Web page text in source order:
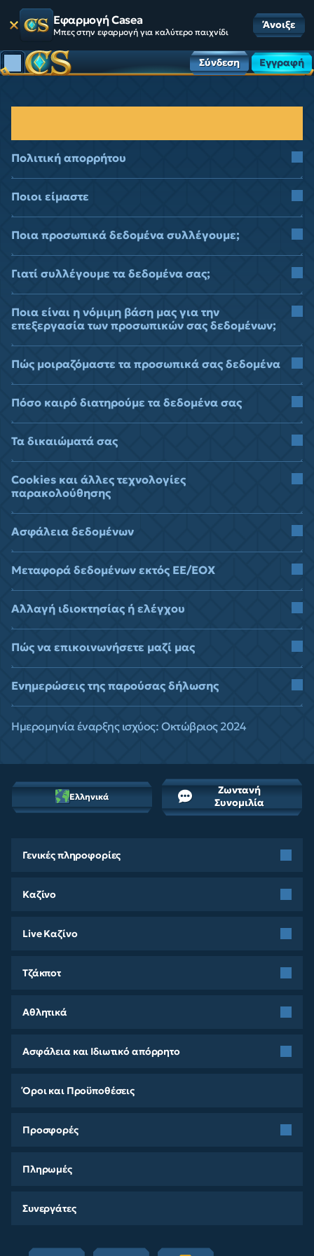
Εφαρμογή Casea
Μπες στην εφαρμογή για καλύτερο παιχνίδι
Άνοιξε
Σύνδεση Εγγραφή
Πολιτική απορρήτου
Ποιοι είμαστε
Ποια προσωπικά δεδομένα συλλέγουμε;
Γιατί συλλέγουμε τα δεδομένα σας;
Ποια είναι η νόμιμη βάση μας για την
επεξεργασία των προσωπικών σας δεδομένων;
Πώς μοιραζόμαστε τα προσωπικά σας δεδομένα
Πόσο καιρό διατηρούμε τα δεδομένα σας
Τα δικαιώματά σας
Cookies και άλλες τεχνολογίες
παρακολούθησης
Ασφάλεια δεδομένων
Μεταφορά δεδομένων εκτός ΕΕ/ΕΟΧ
Αλλαγή ιδιοκτησίας ή ελέγχου
Πώς να επικοινωνήσετε μαζί μας
Ενημερώσεις της παρούσας δήλωσης
Ημερομηνία έναρξης ισχύος: Οκτώβριος 2024
Ελληνικά
Ζωντανή
Συνομιλία
Γενικές πληροφορίες
Καζίνο
Live Καζίνο
Τζάκποτ
Αθλητικά
Ασφάλεια και Ιδιωτικό απόρρητο
Όροι και Προϋποθέσεις
Προσφορές
Πληρωμές
Συνεργάτες